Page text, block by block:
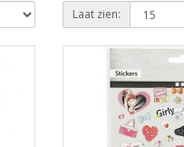
Laat zien: